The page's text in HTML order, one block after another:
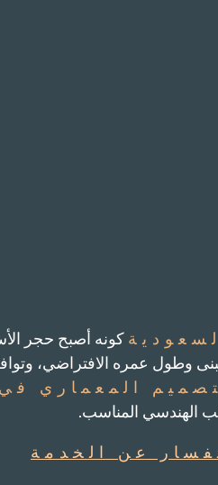
كونه أصبح حجر
وطول عمره الافتراضي،
المعماري
الهندسي المناسب.
عن الخدمة